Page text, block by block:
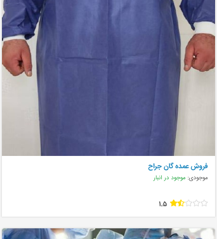
فروش عمده گان جراح
موجودی: موجود در انبار
1.5